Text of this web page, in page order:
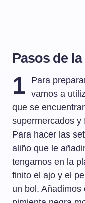
Pasos de
1
Para
vamos a
que se
supermercados y
Para hacer las
aliño que le
tengamos en la
finito el ajo y el
un bol.